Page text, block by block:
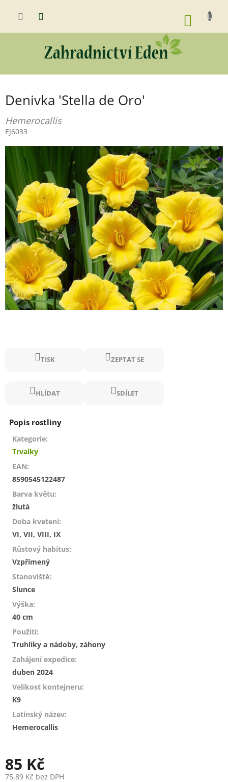
KOŠÍK
Denivka 'Stella de Oro'
Hemerocallis
EJ6033
TISK ZEPTAT SE
HLÍDAT SDÍLET
Kategorie:
Trvalky
EAN:
8590545122487
Barva květu:
žlutá
Doba kvetení:
VI, VII, VIII, IX
Růstový habitus:
Vzpřímený
Stanoviště:
Slunce
Výška:
40 cm
Použití:
Truhlíky a nádoby, záhony
Zahájení expedice:
duben 2024
Velikost kontejneru:
K9
Latinský název:
Hemerocallis
85 Kč
75,89 Kč bez DPH